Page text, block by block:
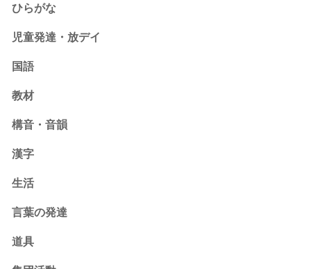
ひらがな
児童発達・放デイ
国語
教材
構音・音韻
漢字
生活
言葉の発達
道具